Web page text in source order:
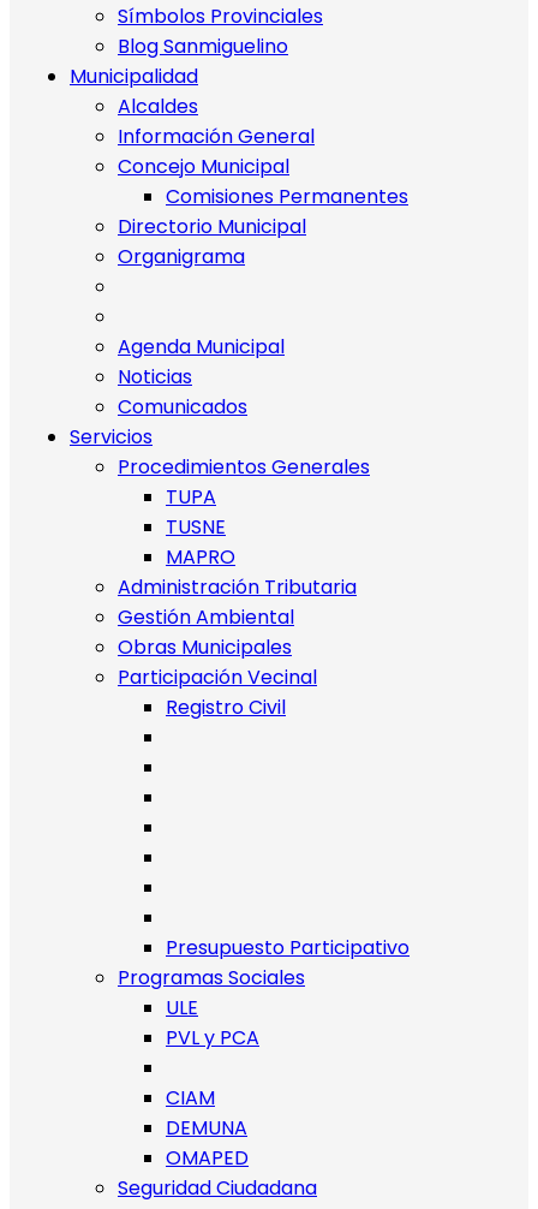
Símbolos Provinciales
Blog Sanmiguelino
Municipalidad
Alcaldes
Información General
Concejo Municipal
Comisiones Permanentes
Directorio Municipal
Organigrama
Agenda Municipal
Noticias
Comunicados
Servicios
Procedimientos Generales
TUPA
TUSNE
MAPRO
Administración Tributaria
Gestión Ambiental
Obras Municipales
Participación Vecinal
Registro Civil
Presupuesto Participativo
Programas Sociales
ULE
PVL y PCA
CIAM
DEMUNA
OMAPED
Seguridad Ciudadana